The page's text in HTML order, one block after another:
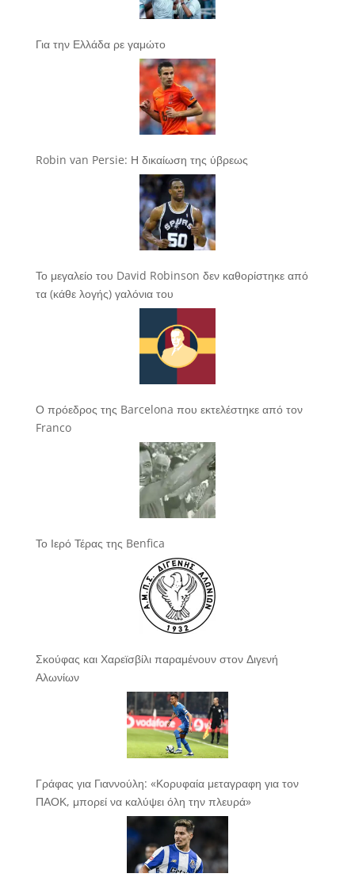
Για την Ελλάδα ρε γαμώτο
Robin van Persie: Η δικαίωση της ύβρεως
Το μεγαλείο του David Robinson δεν καθορίστηκε από
τα (κάθε λογής) γαλόνια του
Ο πρόεδρος της Barcelona που εκτελέστηκε από τον
Franco
Το Ιερό Τέρας της Benfica
Σκούφας και Χαρεϊσβίλι παραμένουν στον Διγενή
Αλωνίων
Γράφας για Γιαννούλη: «Κορυφαία μεταγραφη για τον
ΠΑΟΚ, μπορεί να καλύψει όλη την πλευρά»